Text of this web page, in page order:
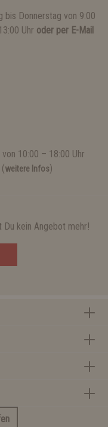
bis Donnerstag von 9:00
Uhr oder per E-Mail
10:00 – 18:00 Uhr
weitere Infos)
Du kein Angebot mehr!